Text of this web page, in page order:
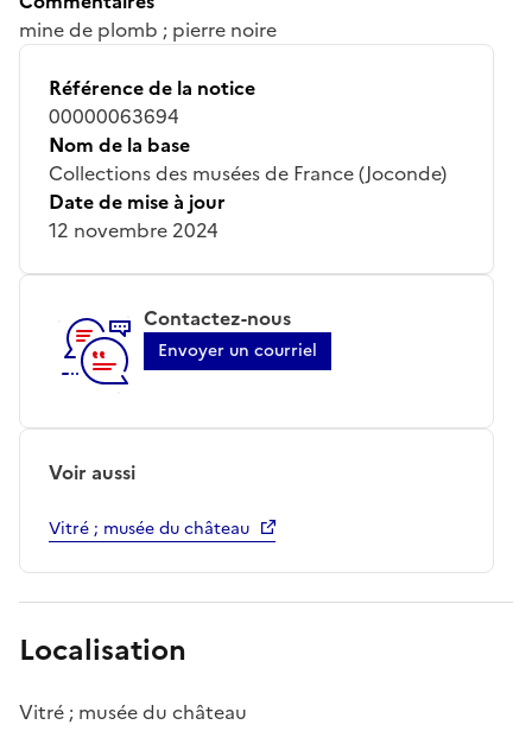
mine de plomb ; pierre noire
Référence de la notice
00000063694
Nom de la base
Collections des musées de France (Joconde)
Date de mise à jour
12 novembre 2024
Contactez-nous
Envoyer un courriel
Voir aussi
Vitré ; musée du château
Localisation
Vitré ; musée du château